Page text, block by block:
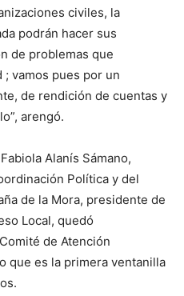
civiles, la
podrán hacer sus
de problemas que
vamos pues por un
de rendición de cuentas y
arengó.
Alanís Sámano,
Política y del
de la Mora, presidente de
Local, quedó
de Atención
que es la primera ventanilla